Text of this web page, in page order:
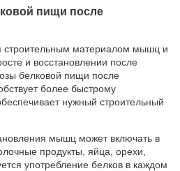
пищи после
строительным материалом мышц и
и восстановлении после
белковой пищи после
более быстрому
нужный строительный
мышц может включать в
продукты, яйца, орехи,
употребление белков в каждом